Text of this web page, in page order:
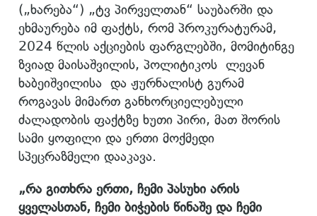
(„ხარება“) „ტვ პირველთან“ საუბარში და
ეხმაურება იმ ფაქტს, რომ პროკურატურამ,
2024 წლის აქციების ფარგლებში, მომიტინგე
ზვიად მაისაშვილის, პოლიტიკოს ლევან
ხაბეიშვილისა და ჟურნალისტ გურამ
როგავას მიმართ განხორციელებული
ძალადობის ფაქტზე ხუთი პირი, მათ შორის
სამი ყოფილი და ერთი მოქმედი
სპეცრაზმელი დააკავა.
„რა გითხრა ერთი, ჩემი პასუხი არის
ყველასთან, ჩემი ბიჭების წინაშე და ჩემი